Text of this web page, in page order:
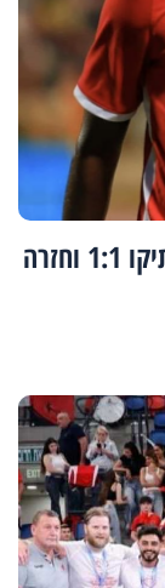
מסובכים, שוב: מ.ס אשדוד סיימה בתיקו 1:1 וחזרה